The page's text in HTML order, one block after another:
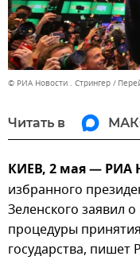
© РИА Новости . Стрингер
Читать в
КИЕВ, 2 мая — РИА
избранного
Зеленского заявил
процедуры
государства, пишет